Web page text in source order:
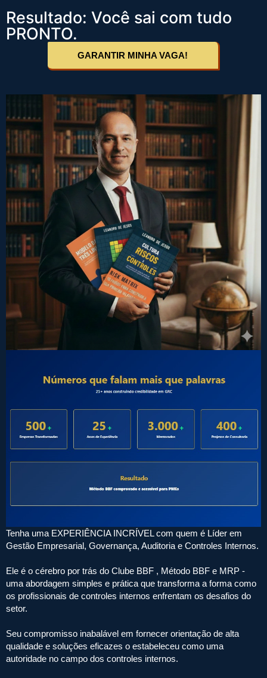
Resultado: Você sai com tudo
PRONTO.
GARANTIR MINHA VAGA!
Tenha uma EXPERIÊNCIA INCRÍVEL com quem é Líder em
Gestão Empresarial, Governança, Auditoria e Controles Internos.
Ele é o cérebro por trás do Clube BBF , Método BBF e MRP -
uma abordagem simples e prática que transforma a forma como
os profissionais de controles internos enfrentam os desafios do
setor.
Seu compromisso inabalável em fornecer orientação de alta
qualidade e soluções eficazes o estabeleceu como uma
autoridade no campo dos controles internos.